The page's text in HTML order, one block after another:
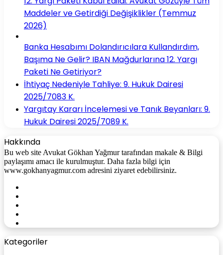
Maddeler ve Getirdiği Değişiklikler (Temmuz
2026)
Banka Hesabımı Dolandırıcılara Kullandırdım,
Başıma Ne Gelir? IBAN Mağdurlarına 12. Yargı
Paketi Ne Getiriyor?
İhtiyaç Nedeniyle Tahliye: 9. Hukuk Dairesi
2025/7083 K.
Yargıtay Kararı İncelemesi ve Tanık Beyanları: 9.
Hukuk Dairesi 2025/7089 K.
Hakkında
Bu web site Avukat Gökhan Yağmur tarafından makale & Bilgi
paylaşımı amacı ile kurulmuştur. Daha fazla bilgi için
www.gokhanyagmur.com adresini ziyaret edebilirsiniz.
Kategoriler